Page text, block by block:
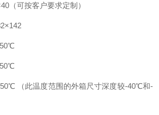
（可按客户要求定制）
150℃
（此温度范围的外箱尺寸深度较-40℃和-